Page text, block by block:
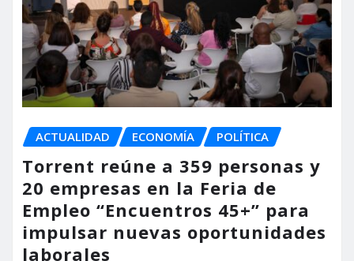
ACTUALIDAD ECONOMÍA POLÍTICA
Torrent reúne a 359 personas y
20 empresas en la Feria de
Empleo “Encuentros 45+” para
impulsar nuevas oportunidades
laborales